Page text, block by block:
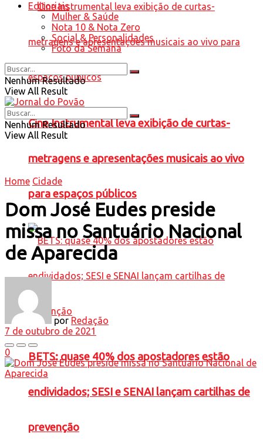
Cine Instrumental leva exibição de curtas-
metragens e apresentações musicais ao vivo
para espaços públicos
BETS: quase 40% dos apostadores estão
endividados; SESI e SENAI lançam cartilhas de
prevenção
Editoriais
Mulher & Saúde
Nota 10 & Nota Zero
Social & Personalidades
Foto da Semana
Nenhum Resultado
View All Result
Nenhum Resultado
View All Result
Home Cidade
Dom José Eudes preside
missa no Santuário Nacional
de Aparecida
por Redação
7 de outubro de 2021
0